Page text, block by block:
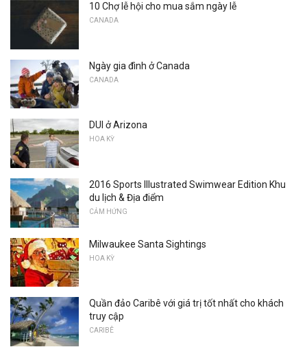
10 Chợ lễ hội cho mua sắm ngày lễ
CANADA
Ngày gia đình ở Canada
CANADA
DUI ở Arizona
HOA KỲ
2016 Sports Illustrated Swimwear Edition Khu
du lịch & Địa điểm
CẢM HỨNG
Milwaukee Santa Sightings
HOA KỲ
Quần đảo Caribê với giá trị tốt nhất cho khách
truy cập
CARIBÊ